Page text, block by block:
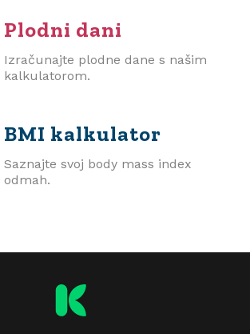
Plodni dani
Izračunajte plodne dane s našim
kalkulatorom.
BMI kalkulator
Saznajte svoj body mass index
odmah.